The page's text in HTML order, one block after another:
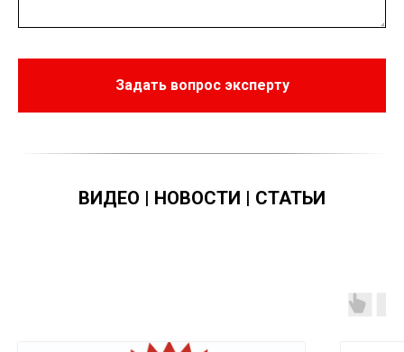
Задать вопрос эксперту
ВИДЕО | НОВОСТИ | СТАТЬИ